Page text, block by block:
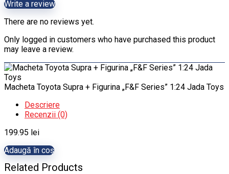
Write a review
There are no reviews yet.
Only logged in customers who have purchased this product
may leave a review.
Macheta Toyota Supra + Figurina „F&F Series” 1:24 Jada Toys
Descriere
Recenzii (0)
199.95 lei
Adaugă în coș
Related Products